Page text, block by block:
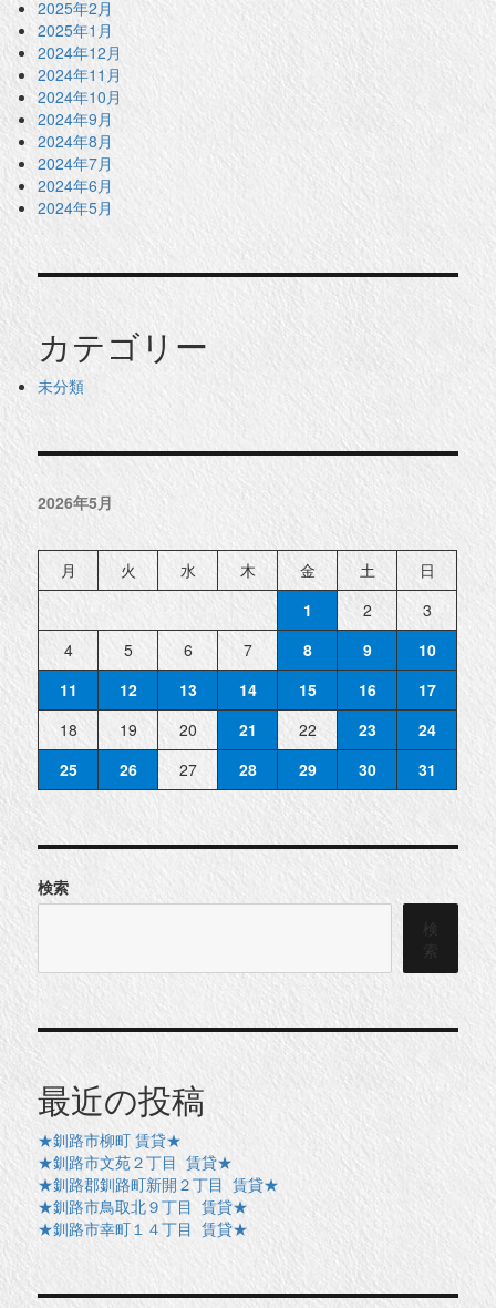
2025年2月
2025年1月
2024年12月
2024年11月
2024年10月
2024年9月
2024年8月
2024年7月
2024年6月
2024年5月
カテゴリー
未分類
2026年5月
月 火 水 木 金 土
日
1
2
3
4
5 6 7 8 9
10
11
12 13 14 15 16
17
18
19 20 21 22 23
24
25
26 27 28 29 30 31
検索
検
索
最近の投稿
★釧路市柳町 賃貸★
★釧路市文苑２丁目 賃貸★
★釧路郡釧路町新開２丁目 賃貸★
★釧路市鳥取北９丁目 賃貸★
★釧路市幸町１４丁目 賃貸★